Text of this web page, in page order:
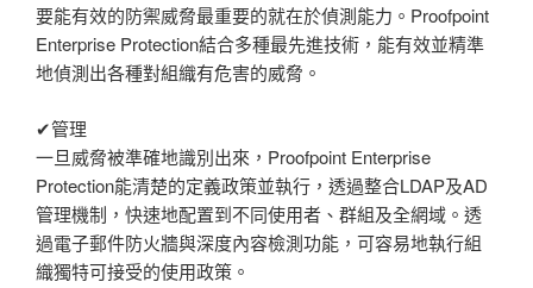
要能有效的防禦威脅最重要的就在於偵測能力。Proofpoint
Enterprise Protection結合多種最先進技術，能有效並精準
地偵測出各種對組織有危害的威脅。
✔管理
一旦威脅被準確地識別出來，Proofpoint Enterprise
Protection能清楚的定義政策並執行，透過整合LDAP及AD
管理機制，快速地配置到不同使用者、群組及全網域。透
過電子郵件防火牆與深度內容檢測功能，可容易地執行組
織獨特可接受的使用政策。